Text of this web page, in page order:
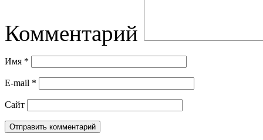
Комментарий
Имя *
E-mail *
Сайт